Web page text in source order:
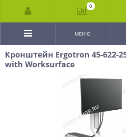
МЕНЮ
Кронштейн Ergotron 45-622-
with Worksurface
0